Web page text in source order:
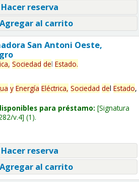
reserva
al carrito
San Antoni Oeste,
Sociedad del Estado.
y Energía Eléctrica, Sociedad del Estado,
para préstamo: Signatura
v.4 (1).
reserva
al carrito